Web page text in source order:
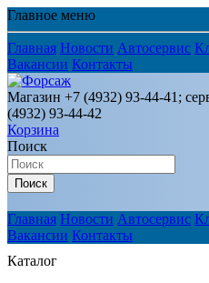
Главное меню
Главная Новости Автосервис
Вакансии Контакты
Магазин +7 (4932) 93-44-41;
(4932) 93-44-42
Корзина
Поиск
Поиск
Главная Новости Автосервис
Вакансии Контакты
Каталог